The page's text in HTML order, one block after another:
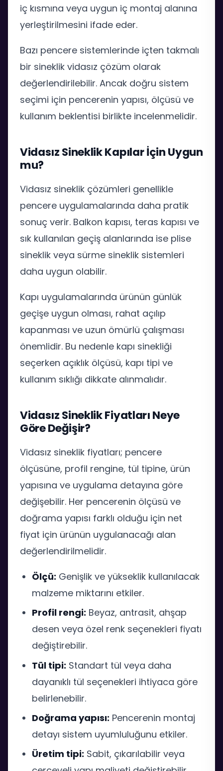
iç kısmına veya uygun iç montaj alanına
yerleştirilmesini ifade eder.
Bazı pencere sistemlerinde içten takmalı
bir sineklik vidasız çözüm olarak
değerlendirilebilir. Ancak doğru sistem
seçimi için pencerenin yapısı, ölçüsü ve
kullanım beklentisi birlikte incelenmelidir.
Vidasız Sineklik Kapılar İçin Uygun
mu?
Vidasız sineklik çözümleri genellikle
pencere uygulamalarında daha pratik
sonuç verir. Balkon kapısı, teras kapısı ve
sık kullanılan geçiş alanlarında ise plise
sineklik veya sürme sineklik sistemleri
daha uygun olabilir.
Kapı uygulamalarında ürünün günlük
geçişe uygun olması, rahat açılıp
kapanması ve uzun ömürlü çalışması
önemlidir. Bu nedenle kapı sinekliği
seçerken açıklık ölçüsü, kapı tipi ve
kullanım sıklığı dikkate alınmalıdır.
Vidasız Sineklik Fiyatları Neye
Göre Değişir?
Vidasız sineklik fiyatları; pencere
ölçüsüne, profil rengine, tül tipine, ürün
yapısına ve uygulama detayına göre
değişebilir. Her pencerenin ölçüsü ve
doğrama yapısı farklı olduğu için net
fiyat için ürünün uygulanacağı alan
değerlendirilmelidir.
Ölçü: Genişlik ve yükseklik kullanılacak
malzeme miktarını etkiler.
Profil rengi: Beyaz, antrasit, ahşap
desen veya özel renk seçenekleri fiyatı
değiştirebilir.
Tül tipi: Standart tül veya daha
dayanıklı tül seçenekleri ihtiyaca göre
belirlenebilir.
Doğrama yapısı: Pencerenin montaj
detayı sistem uyumluluğunu etkiler.
Üretim tipi: Sabit, çıkarılabilir veya